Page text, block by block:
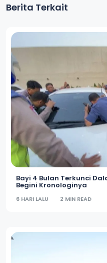
Berita Terkait
Bayi 4 Bulan Terkunci
Begini Kronologinya
6 HARI LALU 2 MIN READ